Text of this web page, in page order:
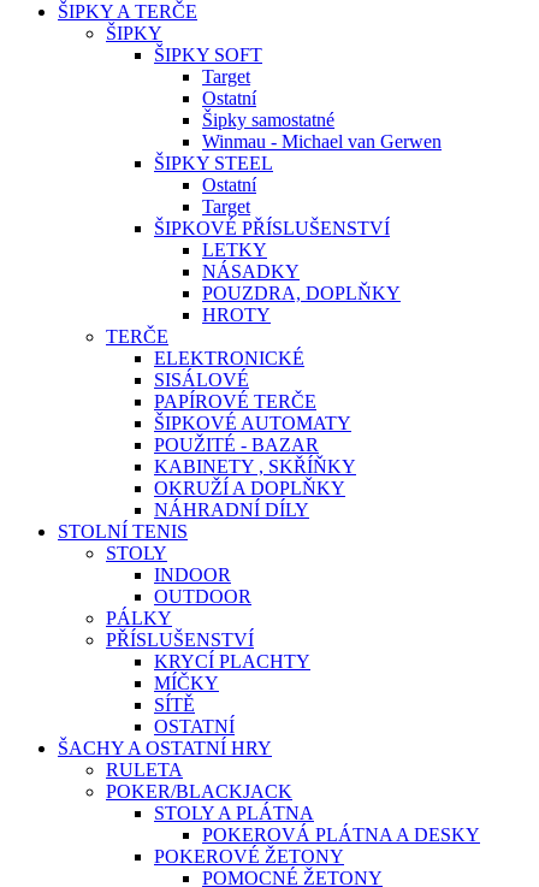
ŠIPKY A TERČE
ŠIPKY
ŠIPKY SOFT
Target
Ostatní
Šipky samostatné
Winmau - Michael van Gerwen
ŠIPKY STEEL
Ostatní
Target
ŠIPKOVÉ PŘÍSLUŠENSTVÍ
LETKY
NÁSADKY
POUZDRA, DOPLŇKY
HROTY
TERČE
ELEKTRONICKÉ
SISÁLOVÉ
PAPÍROVÉ TERČE
ŠIPKOVÉ AUTOMATY
POUŽITÉ - BAZAR
KABINETY , SKŘÍŇKY
OKRUŽÍ A DOPLŇKY
NÁHRADNÍ DÍLY
STOLNÍ TENIS
STOLY
INDOOR
OUTDOOR
PÁLKY
PŘÍSLUŠENSTVÍ
KRYCÍ PLACHTY
MÍČKY
SÍTĚ
OSTATNÍ
ŠACHY A OSTATNÍ HRY
RULETA
POKER/BLACKJACK
STOLY A PLÁTNA
POKEROVÁ PLÁTNA A DESKY
POKEROVÉ ŽETONY
POMOCNÉ ŽETONY